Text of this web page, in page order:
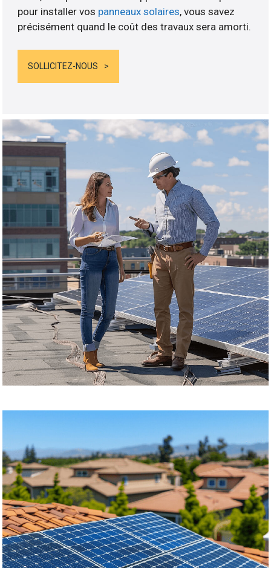
pour installer vos panneaux solaires, vous savez
précisément quand le coût des travaux sera amorti.
SOLLICITEZ-NOUS